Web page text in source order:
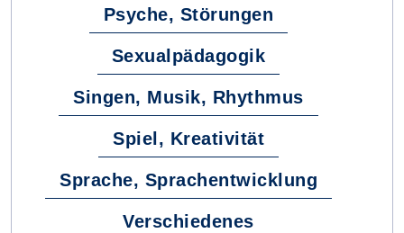
Psyche, Störungen
Sexualpädagogik
Singen, Musik, Rhythmus
Spiel, Kreativität
Sprache, Sprachentwicklung
Verschiedenes